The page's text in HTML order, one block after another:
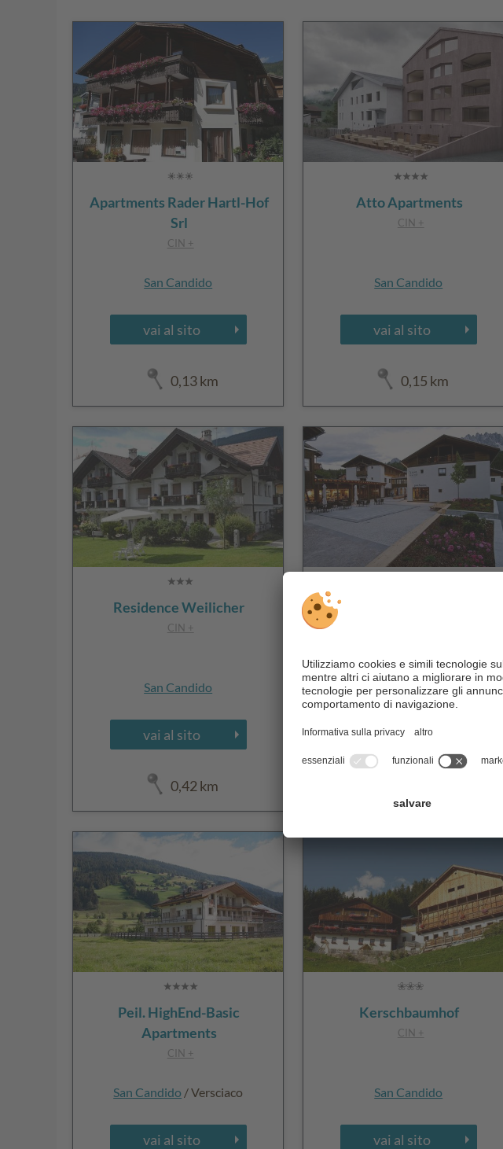
Zin Senfter Residence
Residence Weilicher
0.42 km
1.04 km
Hermann's
Apartments
3 km
Parggenhof
5.82 km
Apartments Rader Hartl-Hof
Srl
CIN +
San Candido
vai al sito
0,13 km
Atto Apartments
CIN +
San Candido
vai al sito
0,15 km
Residence Weilicher
CIN +
San Candido
vai al sito
0,42 km
Zin Senfter Residence
San Candido
vai al sito
Peil. HighEnd-Basic
Apartments
CIN +
San Candido / Versciaco
vai al sito
Kerschbaumhof
CIN +
San Candido
vai al sito